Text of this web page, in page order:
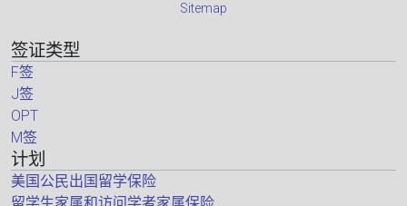
Sitemap
签证类型
F签
J签
OPT
M签
计划
美国公民出国留学保险